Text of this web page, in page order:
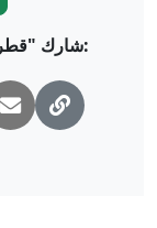
شارك "قطرة ماء تكشف سر الحب" مع الأصدقاء: